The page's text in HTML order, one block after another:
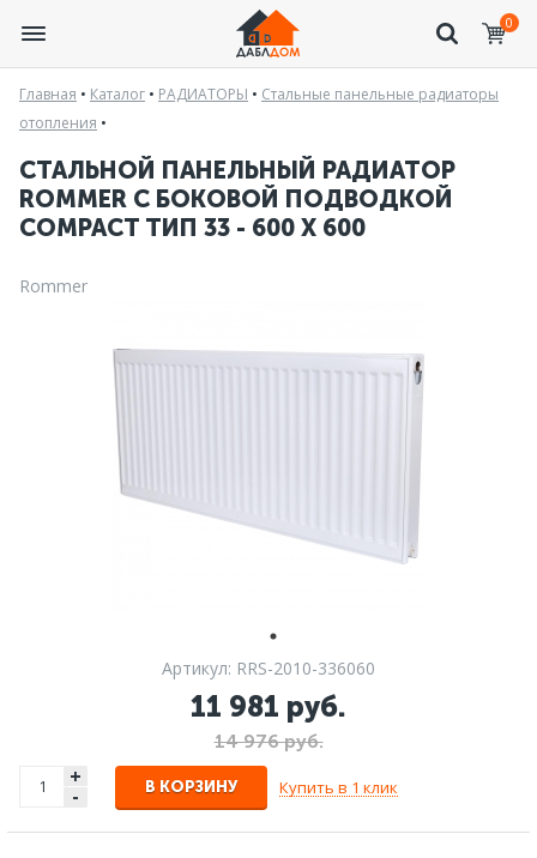
0
Главная • Каталог • РАДИАТОРЫ • Стальные панельные радиаторы
отопления •
СТАЛЬНОЙ ПАНЕЛЬНЫЙ РАДИАТОР
ROMMER С БОКОВОЙ ПОДВОДКОЙ
COMPACT ТИП 33 - 600 X 600
Rommer
Артикул: RRS-2010-336060
11 981 руб.
14 976 руб.
+
- В КОРЗИНУ Купить в 1 клик